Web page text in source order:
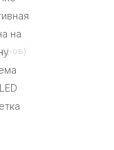
ов)